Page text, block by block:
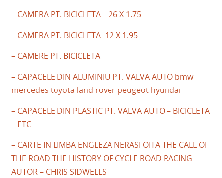
– CAMERA PT. BICICLETA – 26 X 1.75
– CAMERA PT. BICICLETA -12 X 1.95
– CAMERE PT. BICICLETA
– CAPACELE DIN ALUMINIU PT. VALVA AUTO bmw
mercedes toyota land rover peugeot hyundai
– CAPACELE DIN PLASTIC PT. VALVA AUTO – BICICLETA
– ETC
– CARTE IN LIMBA ENGLEZA NERASFOITA THE CALL OF
THE ROAD THE HISTORY OF CYCLE ROAD RACING
AUTOR – CHRIS SIDWELLS